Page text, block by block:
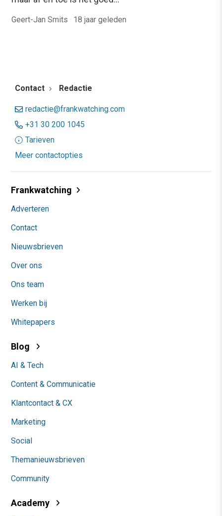
Geert-Jan Smits · 18 jaar geleden
Contact Redactie
redactie@frankwatching.com
+31 30 200 1045
Tarieven
Meer contactopties
Frankwatching
Adverteren
Contact
Nieuwsbrieven
Over ons
Ons team
Werken bij
Whitepapers
Blog
AI & Tech
Content & Communicatie
Klantcontact & CX
Marketing
Social
Themanieuwsbrieven
Community
Academy